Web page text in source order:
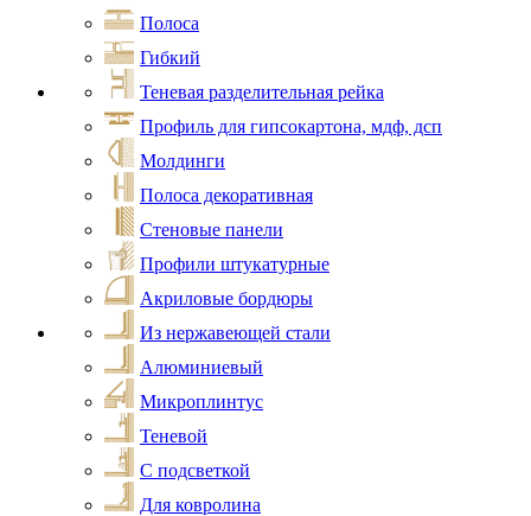
Полоса
Гибкий
Теневая разделительная рейка
Профиль для гипсокартона, мдф, дсп
Молдинги
Полоса декоративная
Стеновые панели
Профили штукатурные
Акриловые бордюры
Из нержавеющей стали
Алюминиевый
Микроплинтус
Теневой
С подсветкой
Для ковролина